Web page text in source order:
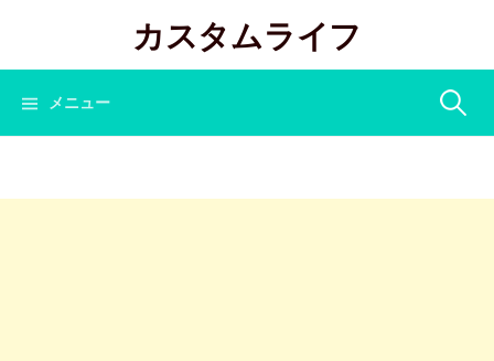
テ
キ
カスタムライフ
メニュー 検